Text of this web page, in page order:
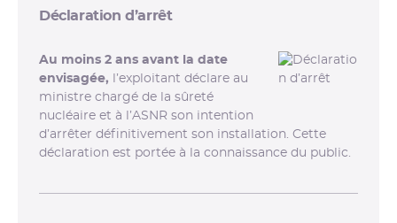
Déclaration d’arrêt
Au moins 2 ans avant la date
envisagée,
l’exploitant déclare au
ministre chargé de la sûreté
nucléaire et à l’ASNR son intention
d’arrêter définitivement son installation. Cette
déclaration est portée à la connaissance du public.